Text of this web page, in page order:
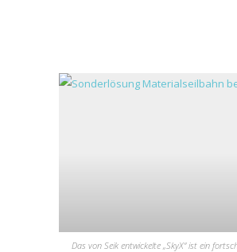
Das von Seik entwickelte „SkyX“ ist ein